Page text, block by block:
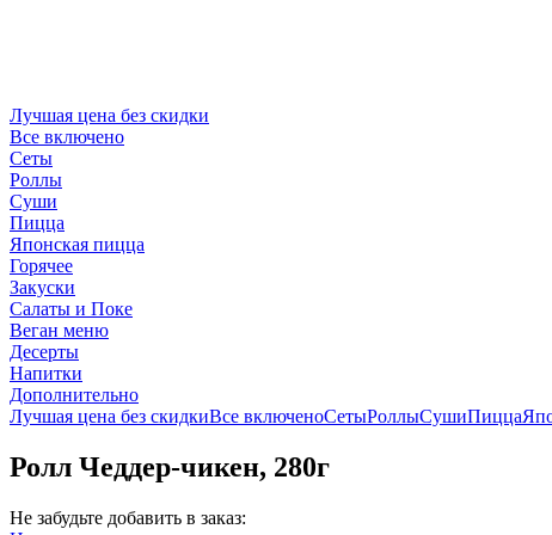
Лучшая цена без скидки
Все включено
Сеты
Роллы
Суши
Пицца
Японская пицца
Горячее
Закуски
Салаты и Поке
Веган меню
Десерты
Напитки
Дополнительно
Лучшая цена без скидкиВсе включеноСетыРоллыСушиПицца
Ролл Чеддер-чикен, 280г
Не забудьте добавить в заказ: